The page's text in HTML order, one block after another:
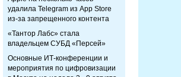
удалила Telegram из App Store
из-за запрещенного контента
«Тантор Лабс» стала
владельцем СУБД «Персей»
Основные ИТ-конференции и
мероприятия по цифровизации